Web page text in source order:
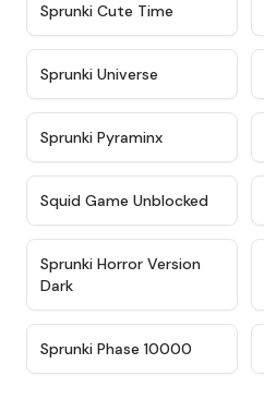
Sprunki Cute Time
Sprunki Universe
Sprunki Pyraminx
★ 4.6
Squid Game Unblocked
★ 4.9
Sprunki Horror Version
Dark
★
Sprunki Phase 10000